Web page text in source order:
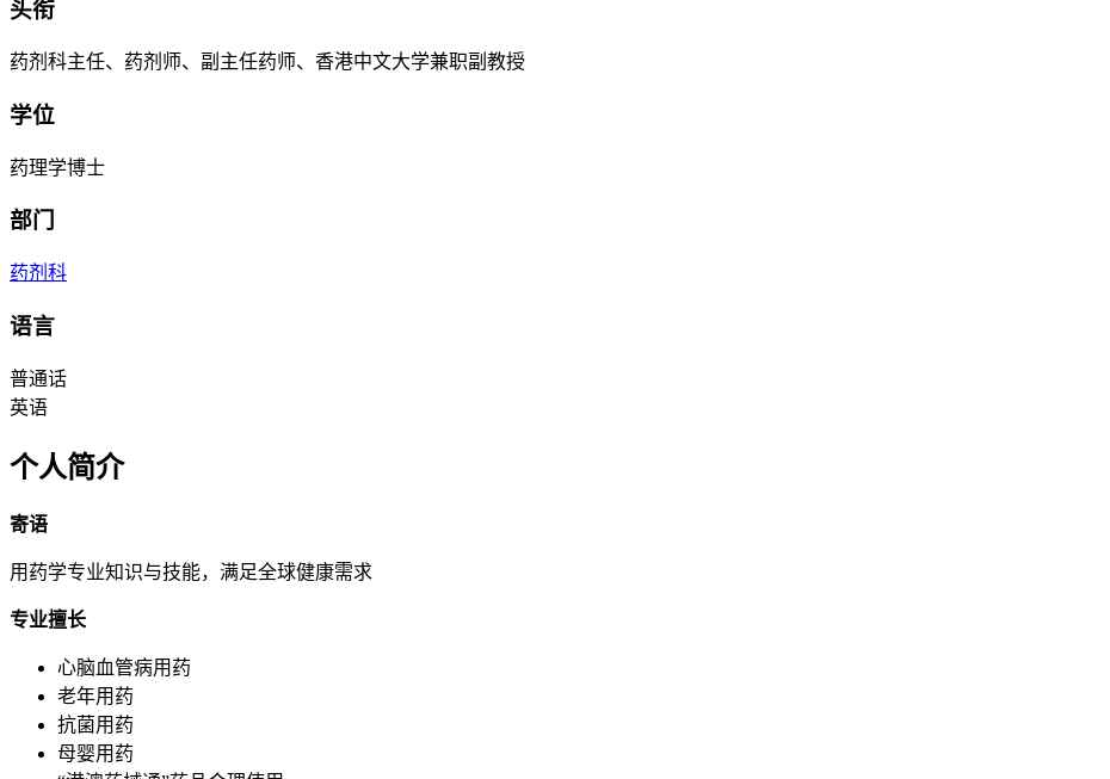
头衔
药剂科主任、药剂师、副主任药师、香港中文大学兼职副教授
学位
药理学博士
部门
药剂科
语言
普通话
英语
个人简介
寄语
用药学专业知识与技能，满足全球健康需求
专业擅长
心脑血管病用药
老年用药
抗菌用药
母婴用药